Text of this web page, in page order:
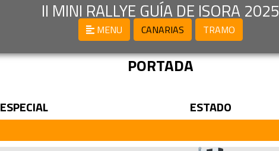
II MINI RALLYE GUÍA DE ISORA 2025
MENU CANARIAS TRAMO
PORTADA
ESPECIAL ESTADO